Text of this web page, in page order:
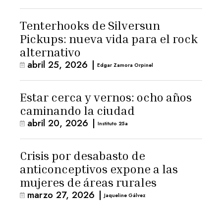
Tenterhooks de Silversun
Pickups: nueva vida para el rock
alternativo
abril 25, 2026 | Edgar Zamora Orpinel
Estar cerca y vernos: ocho años
caminando la ciudad
abril 20, 2026 | Instituto 25a
Crisis por desabasto de
anticonceptivos expone a las
mujeres de áreas rurales
marzo 27, 2026 | Jaqueline Gálvez